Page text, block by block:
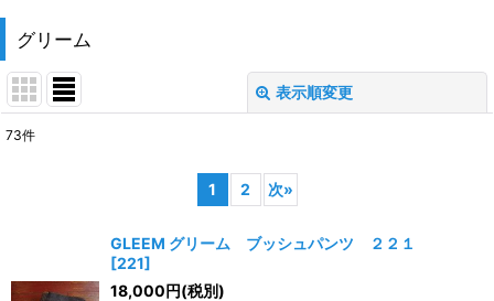
グリーム
表示順変更
並び順:
73件
1 2 次»
GLEEM グリーム ブッシュパンツ ２２１
[221]
18,000円(税別)